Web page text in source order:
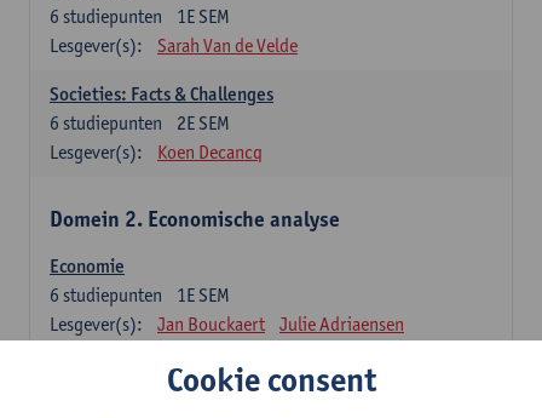
1E SEM
6 studiepunten
Lesgever(s):
Sarah Van de Velde
Societies: Facts & Challenges
2E SEM
6 studiepunten
Lesgever(s):
Koen Decancq
Domein 2. Economische analyse
Economie
1E SEM
6 studiepunten
Lesgever(s):
Jan Bouckaert Julie Adriaensen
Domein 3. Bedrijfseconomie
Cookie consent